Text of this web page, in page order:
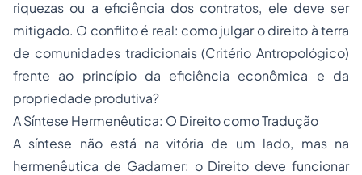
riquezas ou a eficiência dos contratos, ele deve ser
mitigado. O conflito é real: como julgar o direito à terra
de comunidades tradicionais (Critério Antropológico)
frente ao princípio da eficiência econômica e da
propriedade produtiva?
​A Síntese Hermenêutica: O Direito como Tradução
​A síntese não está na vitória de um lado, mas na
hermenêutica de Gadamer: o Direito deve funcionar